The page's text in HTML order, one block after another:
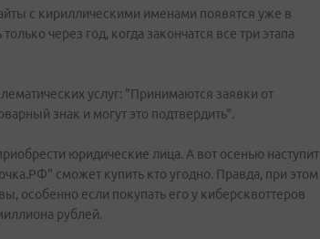
с кириллическими именами появятся уже в
через год, когда закончатся все три этапа
услуг: "Принимаются заявки от
знак и могут это подтвердить".
юридические лица. А вот осенью наступит
сможет купить кто угодно. Правда, при этом
особенно если покупать его у киберсквоттеров
рублей.